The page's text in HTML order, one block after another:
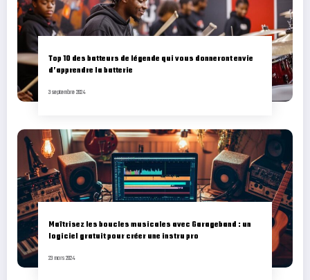
Top 10 des batteurs de légende qui vous donneront envie
d’apprendre la batterie
3 septembre 2024
Maîtrisez les boucles musicales avec Garageband : un
logiciel gratuit pour créer une instru pro
23 mars 2024